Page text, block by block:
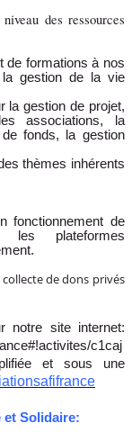
des ressources
de formations à nos
gestion de la vie
la gestion de projet,
associations, la
fonds, la gestion
thèmes inhérents
fonctionnement de
plateformes
de dons privés
notre site internet:
c1caj
et sous une
et Solidaire: